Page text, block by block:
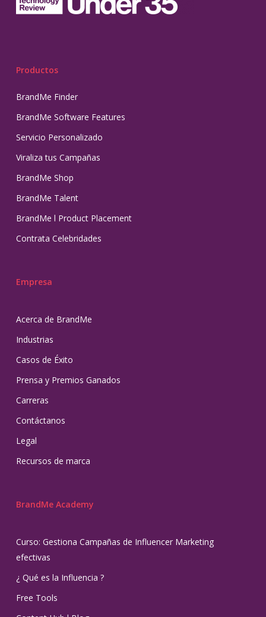
Productos
BrandMe Finder
BrandMe Software Features
Servicio Personalizado
Viraliza tus Campañas
BrandMe Shop
BrandMe Talent
BrandMe l Product Placement
Contrata Celebridades
Empresa
Acerca de BrandMe
Industrias
Casos de Éxito
Prensa y Premios Ganados
Carreras
Contáctanos
Legal
Recursos de marca
BrandMe Academy
Curso: Gestiona Campañas de Influencer Marketing
efectivas
¿ Qué es la Influencia ?
Free Tools